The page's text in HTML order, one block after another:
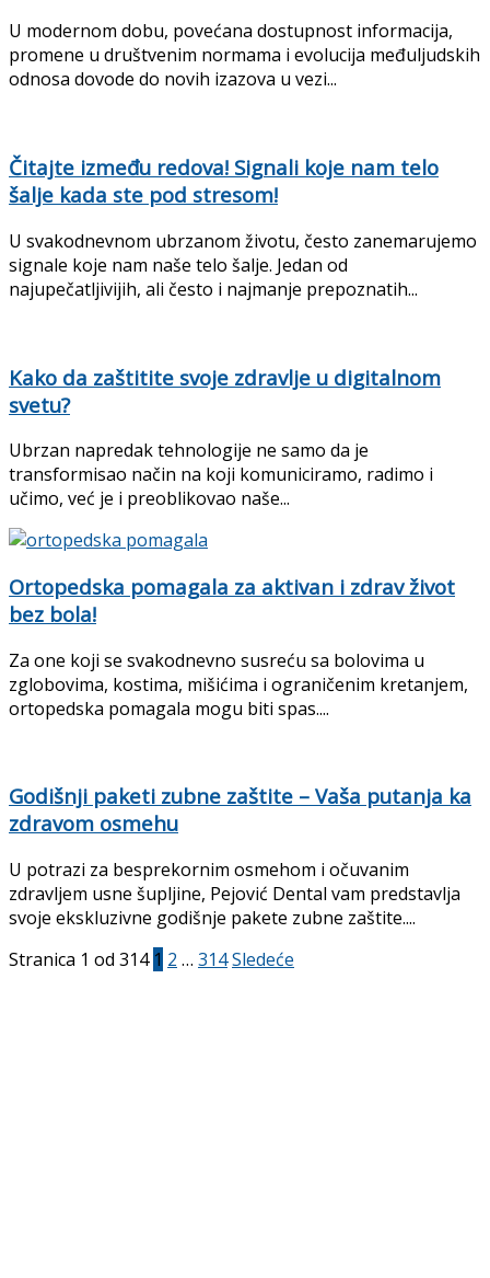
U modernom dobu, povećana dostupnost informacija,
promene u društvenim normama i evolucija međuljudskih
odnosa dovode do novih izazova u vezi...
Čitajte između redova! Signali koje nam telo
šalje kada ste pod stresom!
U svakodnevnom ubrzanom životu, često zanemarujemo
signale koje nam naše telo šalje. Jedan od
najupečatljivijih, ali često i najmanje prepoznatih...
Kako da zaštitite svoje zdravlje u digitalnom
svetu?
Ubrzan napredak tehnologije ne samo da je
transformisao način na koji komuniciramo, radimo i
učimo, već je i preoblikovao naše...
Ortopedska pomagala za aktivan i zdrav život
bez bola!
Za one koji se svakodnevno susreću sa bolovima u
zglobovima, kostima, mišićima i ograničenim kretanjem,
ortopedska pomagala mogu biti spas....
Godišnji paketi zubne zaštite – Vaša putanja ka
zdravom osmehu
U potrazi za besprekornim osmehom i očuvanim
zdravljem usne šupljine, Pejović Dental vam predstavlja
svoje ekskluzivne godišnje pakete zubne zaštite....
Stranica 1 od 314 1 2 … 314Sledeće